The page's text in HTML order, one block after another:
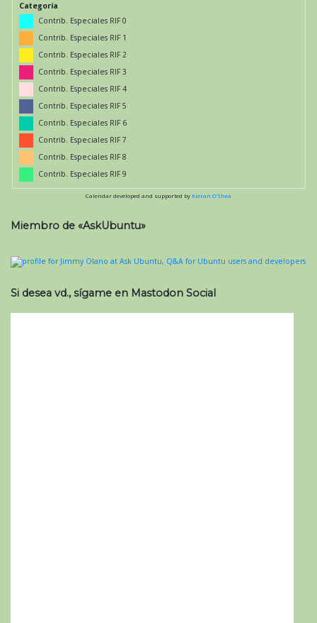
Categoría
Contrib. Especiales RIF 0
Contrib. Especiales RIF 1
Contrib. Especiales RIF 2
Contrib. Especiales RIF 3
Contrib. Especiales RIF 4
Contrib. Especiales RIF 5
Contrib. Especiales RIF 6
Contrib. Especiales RIF 7
Contrib. Especiales RIF 8
Contrib. Especiales RIF 9
Calendar developed and supported by Kieran O'Shea
Miembro de «AskUbuntu»
Si desea vd., sígame en Mastodon Social